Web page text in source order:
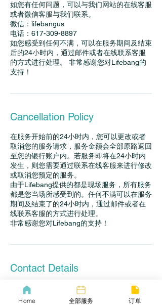
如您有任何问题，可以与我们网站的在线客服
或者微信客服与我们联系。
微信：lifebangus
电话：617-309-8897
如您感受到任何不满，可以在服务期间及结束
后的24小时内，通过邮件或者在线联系客服
的方式进行处理。 非常感谢您对Lifebang的
支持！
Cancellation Policy
在服务开始前的24小时内，您可以更改或者
取消您的服务请求，服务金额会全部原路返回
至您的银行账户内。若服务即将在24小时内
发生，则您需要通过联系在线客服来进行修改
或取消您预定的服务。
由于Lifebang提供的都是现场服务，所有服务
都是您当场所感受到的。任何不满可以在服务
期间及结束了的24小时内，通过邮件或者在
线联系客服的方式进行处理。
Contact Details
+16173098897
contact@lifebang.us
Home 全部服务 订单